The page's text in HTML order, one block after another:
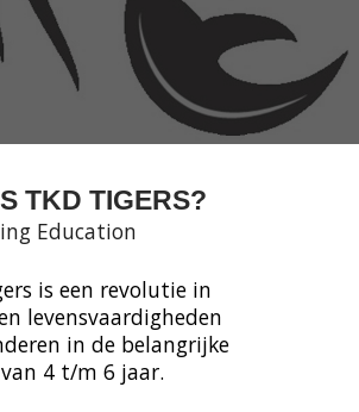
TKD TIGERS?
Education
is een revolutie in
levensvaardigheden
in de belangrijke
4 t/m 6 jaar.